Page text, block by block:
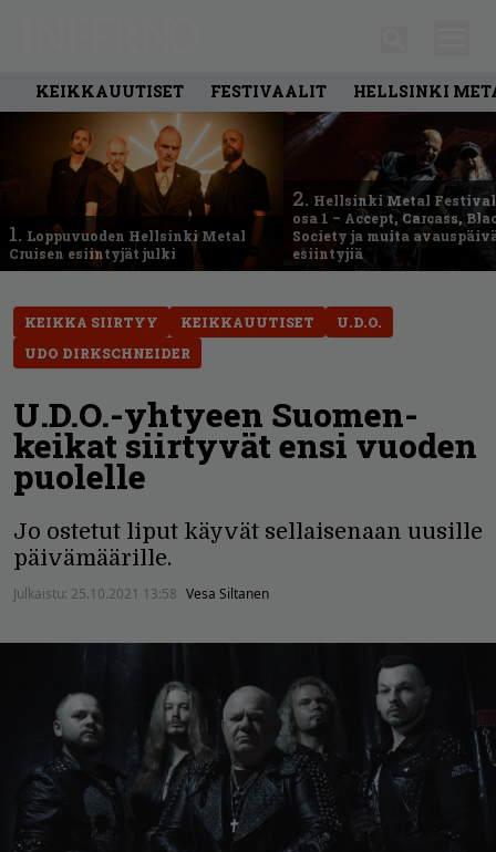
KEIKKAUUTISET FESTIVAALIT HELLSINKI
1. Loppuvuoden Hellsinki Metal
Cruisen esiintyjät julki
2. Hellsinki Metal
osa 1 – Accept, Carcass,
Society ja muita
esiintyjiä
KEIKKA SIIRTYY KEIKKAUUTISET
U.D.O.
UDO DIRKSCHNEIDER
U.D.O.-yhtyeen Suomen-
keikat siirtyvät ensi vuoden
puolelle
Jo ostetut liput käyvät sellaisenaan uusille
päivämäärille.
Julkaistu: 25.10.2021 13:58 Vesa Siltanen